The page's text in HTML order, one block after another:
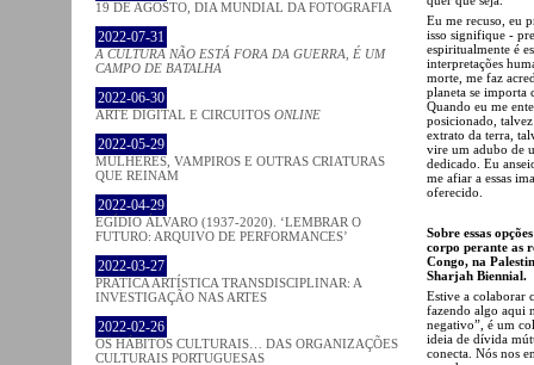
19 DE AGOSTO, DIA MUNDIAL DA FOTOGRAFIA
2022-07-31
A CULTURA NÃO ESTÁ FORA DA GUERRA, É UM
CAMPO DE BATALHA
2022-06-30
ARTE DIGITAL E CIRCUITOS ONLINE
2022-05-29
MULHERES, VAMPIROS E OUTRAS CRIATURAS
QUE REINAM
2022-04-29
EGÍDIO ÁLVARO (1937-2020). ‘LEMBRAR O
FUTURO: ARQUIVO DE PERFORMANCES’
2022-03-27
PRATICA ARTÍSTICA TRANSDISCIPLINAR: A
INVESTIGAÇÃO NAS ARTES
2022-02-26
OS HÁBITOS CULTURAIS… DAS ORGANIZAÇÕES
CULTURAIS PORTUGUESAS
Eu me recuso, eu
isso signifique -
espiritualmente é
interpretações
morte, me faz
planeta se importa
Quando eu me
posicionado,
extrato da terra,
vire um adubo de
dedicado. Eu
me afiar a essas
oferecido.
Sobre essas
corpo perante as
Congo, na
Sharjah Biennial.
Estive a colaborar
fazendo algo aqui
negativo”, é um
ideia de dívida
conecta. Nós nos